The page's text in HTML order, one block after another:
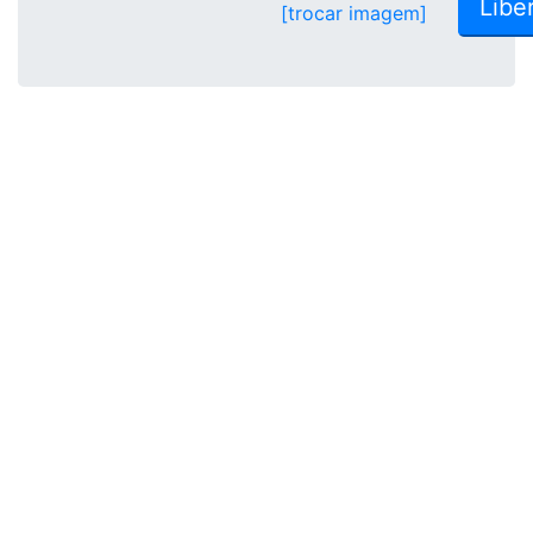
[trocar imagem]